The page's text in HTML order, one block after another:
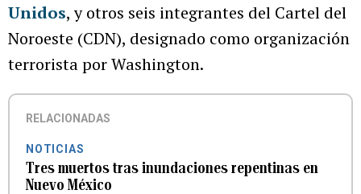
Unidos, y otros seis integrantes del Cartel del
Noroeste (CDN), designado como organización
terrorista por Washington.
RELACIONADAS
NOTICIAS
Tres muertos tras inundaciones repentinas en
Nuevo México